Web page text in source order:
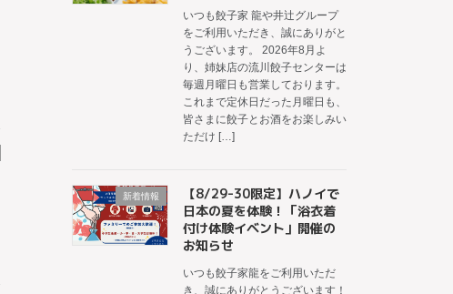
いつも餃子家 龍や井辻グループ
をご利用いただき、誠にありがと
うございます。 2026年8月よ
り、姉妹店の流川餃子センターは
毎週月曜日も営業しております。
これまで定休日だった月曜日も、
皆さまに餃子とお酒をお楽しみい
ただけ […]
新着情報
【8/29-30限定】ハノイで
日本の夏を体験！「浴衣着
付け体験イベント」開催の
お知らせ
いつも餃子家龍をご利用いただ
き、誠にありがとうございます！